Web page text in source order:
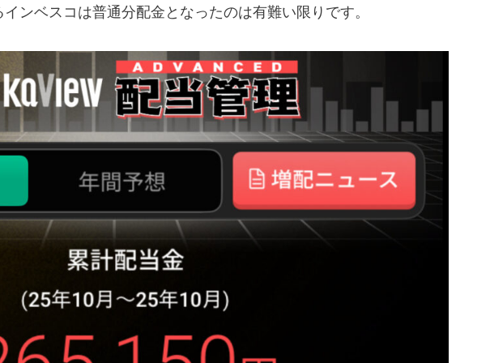
ンベスコは普通分配金となったのは有難い限りです。